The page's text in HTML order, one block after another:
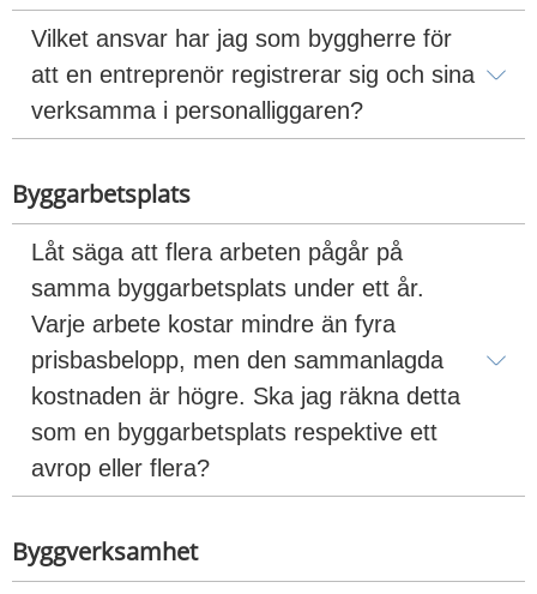
Vilket ansvar har jag som byggherre för
att en entreprenör registrerar sig och sina
verksamma i personalliggaren?
Byggarbetsplats
Låt säga att flera arbeten pågår på
samma byggarbetsplats under ett år.
Varje arbete kostar mindre än fyra
prisbasbelopp, men den sammanlagda
kostnaden är högre. Ska jag räkna detta
som en byggarbetsplats respektive ett
avrop eller flera?
Byggverksamhet